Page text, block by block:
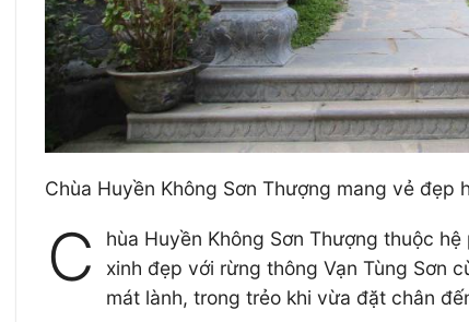
Chùa Huyền Không Sơn Thượng mang vẻ đẹp
C
hùa Huyền Không Sơn Thượng thuộc
xinh đẹp với rừng thông Vạn Tùng Sơn
mát lành, trong trẻo khi vừa đặt chân